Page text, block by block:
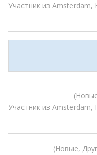
Участник из Amsterdam,
Участник из Amsterdam,
Новые,